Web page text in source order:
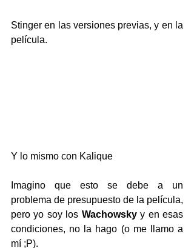
Stinger en las versiones previas, y en la
película.
Y lo mismo con Kalique
Imagino que esto se debe a un
problema de presupuesto de la película,
pero yo soy los Wachowsky y en esas
condiciones, no la hago (o me llamo a
mí ;P).